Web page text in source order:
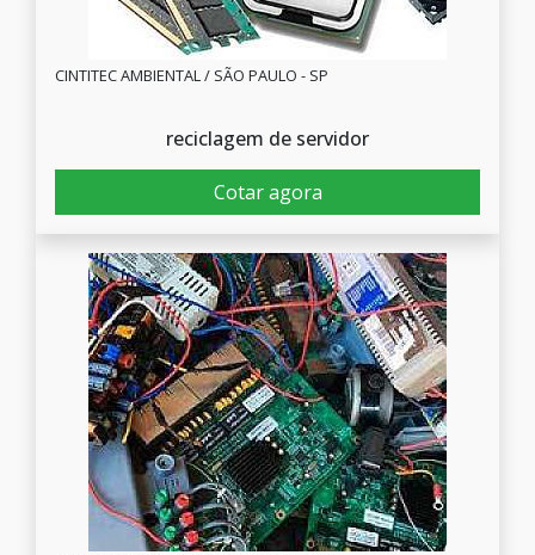
CINTITEC AMBIENTAL / SÃO PAULO - SP
reciclagem de servidor
Cotar agora